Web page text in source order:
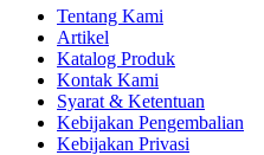
Tentang Kami
Artikel
Katalog Produk
Kontak Kami
Syarat & Ketentuan
Kebijakan Pengembalian
Kebijakan Privasi